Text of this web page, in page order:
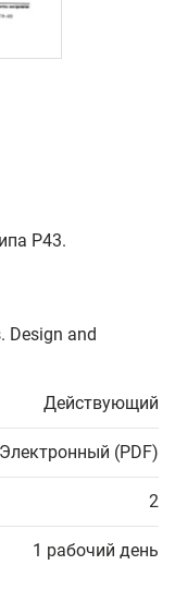
Р43.
Design and
Действующий
Электронный (PDF)
2
1 рабочий день